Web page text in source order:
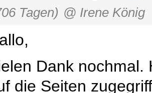
Tagen) @ Irene König
Dank nochmal.
die Seiten